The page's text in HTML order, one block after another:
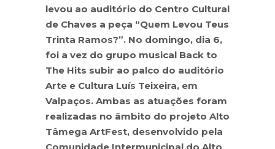
levou ao auditório do Centro Cultural
de Chaves a peça “Quem Levou Teus
Trinta Ramos?”. No domingo, dia 6,
foi a vez do grupo musical Back to
The Hits subir ao palco do auditório
Arte e Cultura Luís Teixeira, em
Valpaços. Ambas as atuações foram
realizadas no âmbito do projeto Alto
Tâmega ArtFest, desenvolvido pela